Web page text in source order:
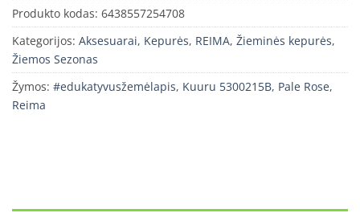
Produkto kodas: 6438557254708
Kategorijos: Aksesuarai, Kepurės, REIMA, Žieminės kepurės,
Žiemos Sezonas
Žymos: #edukatyvusžemėlapis, Kuuru 5300215B, Pale Rose,
Reima